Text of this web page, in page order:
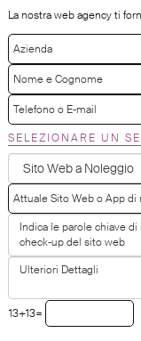
La nostra web agency ti
SELEZIONARE UN
13+13=